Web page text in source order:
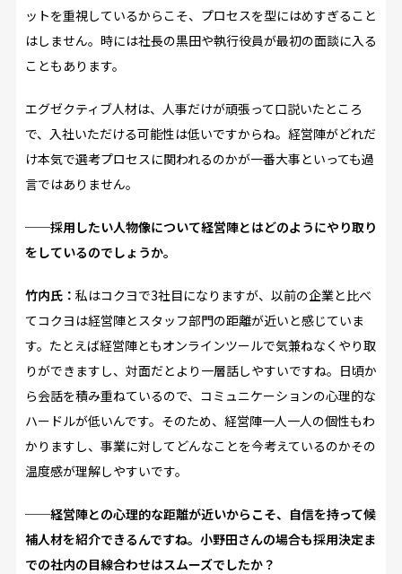
ットを重視しているからこそ、プロセスを型にはめすぎること
はしません。時には社長の黒田や執行役員が最初の面談に入る
こともあります。
エグゼクティブ人材は、人事だけが頑張って口説いたところ
で、入社いただける可能性は低いですからね。経営陣がどれだ
け本気で選考プロセスに関われるのかが一番大事といっても過
言ではありません。
──採用したい人物像について経営陣とはどのようにやり取り
をしているのでしょうか。
竹内氏： 私はコクヨで3社目になりますが、以前の企業と比べ
てコクヨは経営陣とスタッフ部門の距離が近いと感じていま
す。たとえば経営陣ともオンラインツールで気兼ねなくやり取
りができますし、対面だとより一層話しやすいですね。日頃か
ら会話を積み重ねているので、コミュニケーションの心理的な
ハードルが低いんです。そのため、経営陣一人一人の個性もわ
かりますし、事業に対してどんなことを今考えているのかその
温度感が理解しやすいです。
──経営陣との心理的な距離が近いからこそ、自信を持って候
補人材を紹介できるんですね。小野田さんの場合も採用決定ま
での社内の目線合わせはスムーズでしたか？